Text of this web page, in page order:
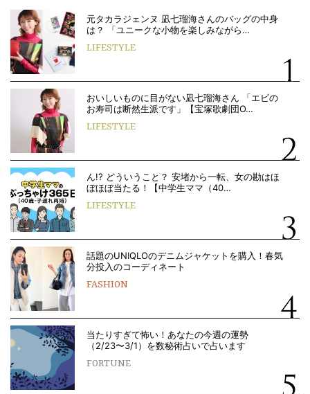
元タカラジェンヌ 凪七瑠海さんのバッグの中身
は？ 「ユニークな小物を楽しみながら…
LIFESTYLE
おいしいものに目がない凪七瑠海さん 「エビの
お寿司は断然生派です」【宝塚歌劇団O…
LIFESTYLE
ん!? どういうこと？ 安堵から一転、女の勘はほ
ぼほぼ当たる！【中学生ママ（40…
LIFESTYLE
話題のUNIQLOのデニムジャケットを購入！春気
分投入のコーディネート
FASHION
当たりすぎて怖い！あなたの今週の運勢
（2/23〜3/1）を数秘術占いで占います
FORTUNE